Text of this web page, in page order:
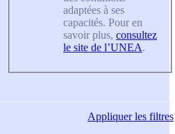
adaptées à ses
capacités. Pour en
savoir plus, consultez
le site de l’UNEA.
Appliquerles filtres